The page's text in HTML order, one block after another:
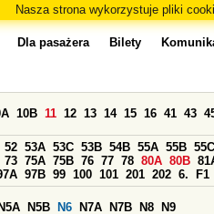
Nasza strona wykorzystuje pliki
Dla pasażera Bilety
10B 11 12 13 14 15 16 41 43
52 53A 53C 53B 54B 55A 55B 55C
73 75A 75B 76 77 78 80A 80B
97B 99 100 101 201 202 6. F1
N5A N5B N6 N7A N7B N8 N9